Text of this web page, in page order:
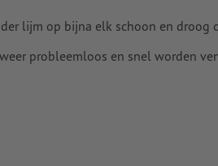
lijm op bijna elk schoon en droog
probleemloos en snel worden